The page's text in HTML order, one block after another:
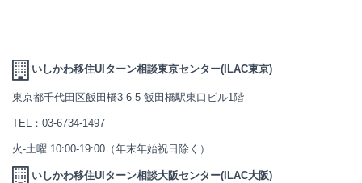
いしかわ移住UIターン相談東京センター(ILAC東京)
東京都千代田区飯田橋3-6-5 飯田橋駅東口ビル1階
TEL： 03-6734-1497
火-土曜 10:00-19:00（年末年始祝日除く）
いしかわ移住UIターン相談大阪センター(ILAC大阪)